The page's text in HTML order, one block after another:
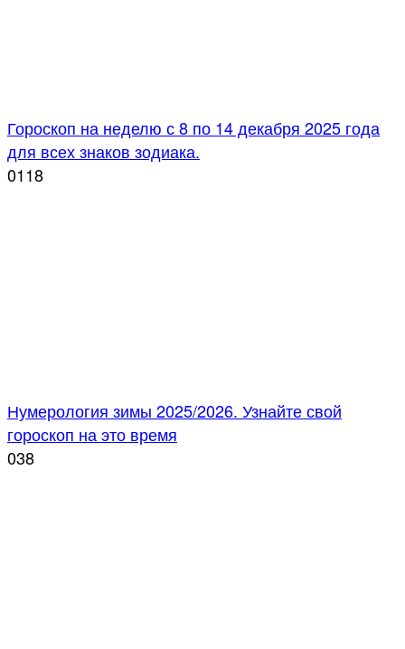
Гороскоп на неделю с 8 по 14 декабря 2025 года
для всех знаков зодиака.
0118
Нумерология зимы 2025/2026. Узнайте свой
гороскоп на это время
038